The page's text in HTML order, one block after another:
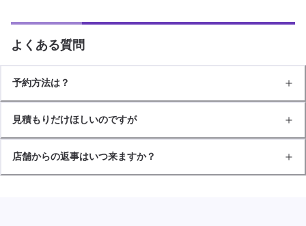
よくある質問
予約方法は？
見積もりだけほしいのですが
店舗からの返事はいつ来ますか？